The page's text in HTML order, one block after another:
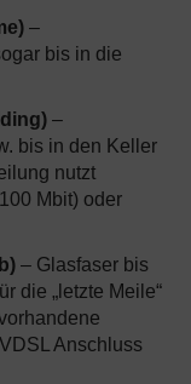
–
bis in die
–
bis in den Keller
nutzt
Mbit) oder
– Glasfaser bis
die „letzte Meile“
Anschluss